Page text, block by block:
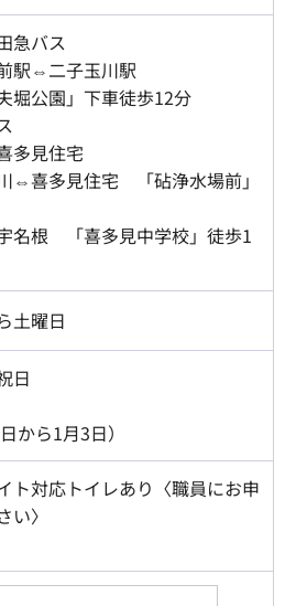
急バス
駅⇔二子玉川駅
堀公園」下車徒歩12分
多見住宅
⇔喜多見住宅 「砧浄水場前」
名根 「喜多見中学校」徒歩1
土曜日
日
から1月3日）
ト対応トイレあり〈職員にお申
い〉